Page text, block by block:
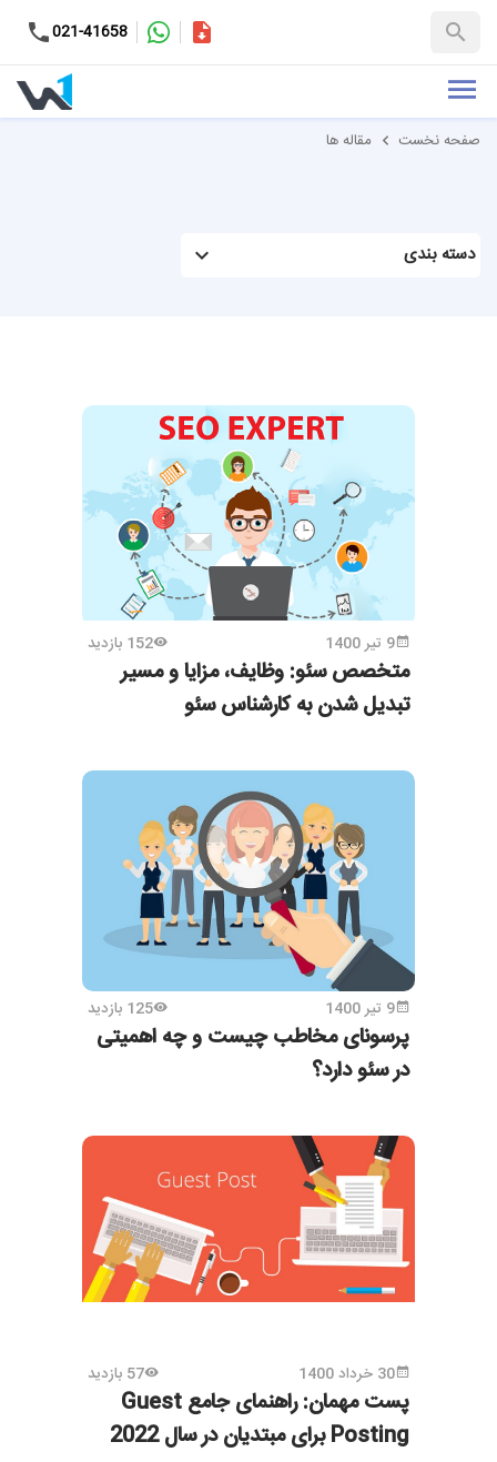
021-41658
+98-9937653151
کاتالوگ
صفحه نخست مقاله ها
دسته بندی
9 تیر 1400 152 بازدید
متخصص سئو: وظایف، مزایا و مسیر
تبدیل شدن به کارشناس سئو
9 تیر 1400 125 بازدید
پرسونای مخاطب چیست و چه اهمیتی
در سئو دارد؟
30 خرداد 1400 57 بازدید
پست مهمان: راهنمای جامع Guest
Posting برای مبتدیان در سال 2022